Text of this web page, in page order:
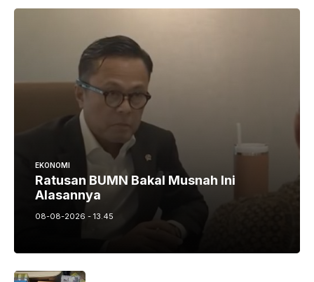
EKONOMI
Ratusan BUMN Bakal Musnah Ini
Alasannya
08-08-2026 - 13.45